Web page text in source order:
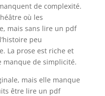
de complexité.
où les
mais sans lire un pdf
peu
La prose est riche et
manque de simplicité.
mais elle manque
être lire un pdf